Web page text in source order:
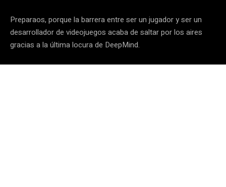
Preparaos, porque la barrera entre ser un jugador y ser un
desarrollador de videojuegos acaba de saltar por los aires
gracias a la última locura de DeepMind.